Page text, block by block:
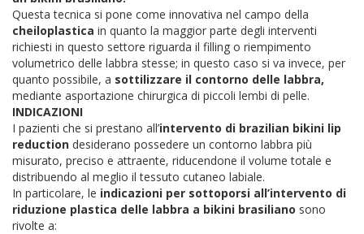
Questa tecnica si pone come innovativa nel campo della
cheiloplastica in quanto la maggior parte degli interventi
richiesti in questo settore riguarda il filling o riempimento
volumetrico delle labbra stesse; in questo caso si va invece, per
quanto possibile, a sottilizzare il contorno delle labbra,
mediante asportazione chirurgica di piccoli lembi di pelle.
INDICAZIONI
I pazienti che si prestano all’intervento di brazilian bikini lip
reduction desiderano possedere un contorno labbra più
misurato, preciso e attraente, riducendone il volume totale e
distribuendo al meglio il tessuto cutaneo labiale.
In particolare, le indicazioni per sottoporsi all’intervento di
riduzione plastica delle labbra a bikini brasiliano sono
rivolte a: